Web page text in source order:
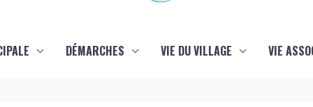
DÉMARCHES VIE DU VILLAGE VIE